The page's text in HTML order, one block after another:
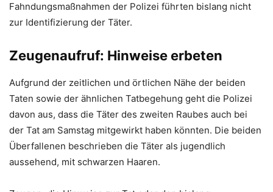
Fahndungsmaßnahmen der Polizei führten bislang nicht
zur Identifizierung der Täter.
Zeugenaufruf: Hinweise erbeten
Aufgrund der zeitlichen und örtlichen Nähe der beiden
Taten sowie der ähnlichen Tatbegehung geht die Polizei
davon aus, dass die Täter des zweiten Raubes auch bei
der Tat am Samstag mitgewirkt haben könnten. Die beiden
Überfallenen beschrieben die Täter als jugendlich
aussehend, mit schwarzen Haaren.